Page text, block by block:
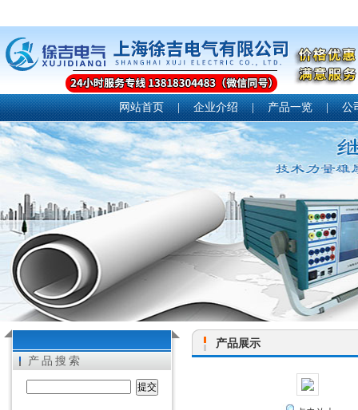
网站首页 | 企业介绍 | 产品一览 | 公
产品搜索
产品展示